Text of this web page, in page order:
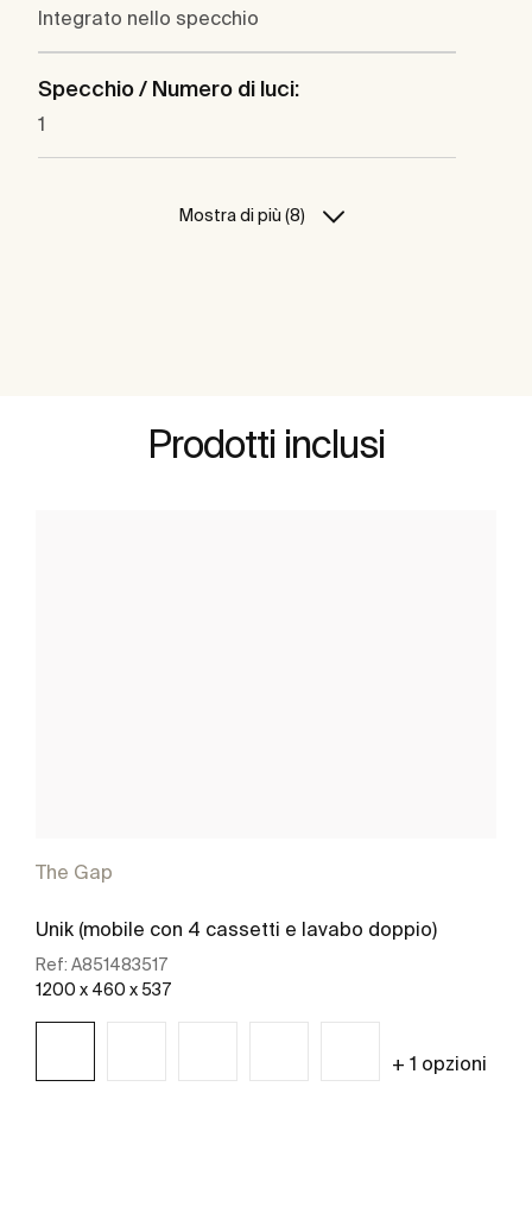
Integrato nello specchio
Specchio / Numero di luci:
1
Mostra di più (8)
Prodotti inclusi
The Gap
Unik (mobile con 4 cassetti e lavabo doppio)
Ref: A851483517
1200 x 460 x 537
+ 1 opzioni